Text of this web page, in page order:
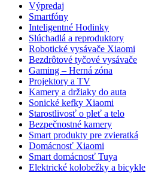
Výpredaj
Smartfóny
Inteligentné Hodinky
Slúchadlá a reproduktory
Robotické vysávače Xiaomi
Bezdrôtové tyčové vysávače
Gaming – Herná zóna
Projektory a TV
Kamery a držiaky do auta
Sonické kefky Xiaomi
Starostlivosť o pleť a telo
Bezpečnostné kamery
Smart produkty pre zvieratká
Domácnosť Xiaomi
Smart domácnosť Tuya
Elektrické kolobežky a bicykle